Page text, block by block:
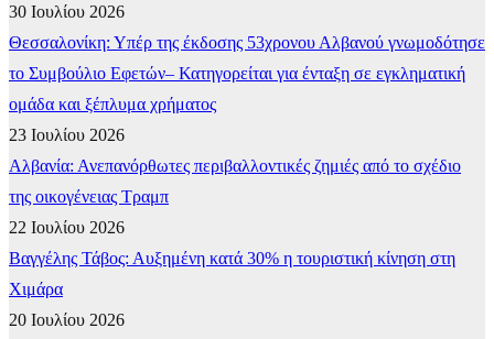
30 Ιουλίου 2026
Θεσσαλονίκη: Υπέρ της έκδοσης 53χρονου Αλβανού γνωμοδότησε
το Συμβούλιο Εφετών– Κατηγορείται για ένταξη σε εγκληματική
ομάδα και ξέπλυμα χρήματος
23 Ιουλίου 2026
Αλβανία: Ανεπανόρθωτες περιβαλλοντικές ζημιές από το σχέδιο
της οικογένειας Τραμπ
22 Ιουλίου 2026
Βαγγέλης Τάβος: Αυξημένη κατά 30% η τουριστική κίνηση στη
Χιμάρα
20 Ιουλίου 2026